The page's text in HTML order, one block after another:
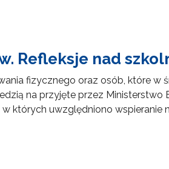
Refleksje nad
fizycznego oraz osób, które w
na przyjęte przez
których uwzględniono wspieranie